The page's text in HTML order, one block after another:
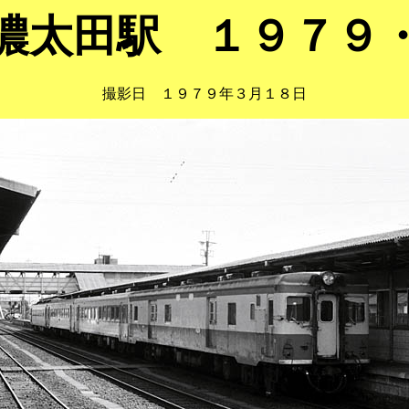
太田駅 １９７９
撮影日 １９７９年３月１８日